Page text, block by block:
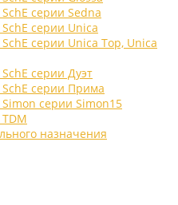
серии Sedna
серии Unica
серии Unica Top, Unica
серии Дуэт
серии Прима
серии Simon15
назначения